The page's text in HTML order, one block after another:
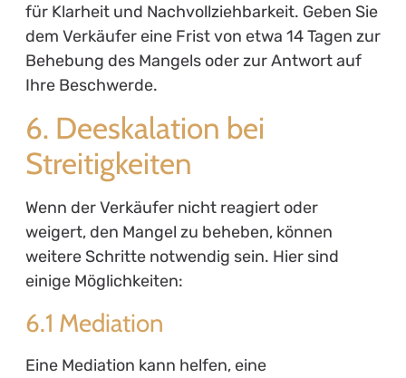
für Klarheit und Nachvollziehbarkeit. Geben Sie
dem Verkäufer eine Frist von etwa 14 Tagen zur
Behebung des Mangels oder zur Antwort auf
Ihre Beschwerde.
6. Deeskalation bei
Streitigkeiten
Wenn der Verkäufer nicht reagiert oder
weigert, den Mangel zu beheben, können
weitere Schritte notwendig sein. Hier sind
einige Möglichkeiten:
6.1 Mediation
Eine Mediation kann helfen, eine